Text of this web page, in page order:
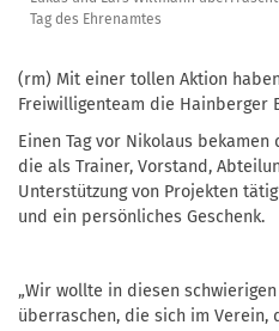
Tag des Ehrenamtes
(rm) Mit einer tollen Aktion
Freiwilligenteam die Hainberger
Einen Tag vor Nikolaus
die als Trainer, Vorstand,
Unterstützung von Projekten
und ein persönliches Geschenk.
„Wir wollte in diesen
überraschen, die sich im Verein,